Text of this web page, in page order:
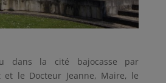
dans la cité bajocasse par
et le Docteur Jeanne, Maire, le